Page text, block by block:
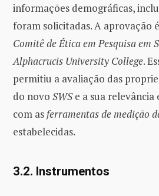
informações demográficas,
foram solicitadas. A aprovação
Comitê de Ética em Pesquisa em
Alphacrucis University College.
permitiu a avaliação das
do novo SWSe a sua relevância
com as ferramentas de medição
estabelecidas.
3.2. Instrumentos